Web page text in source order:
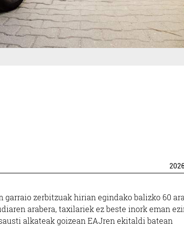
zerbitzuak hirian egindako balizko 60
arabera, taxilariek ez beste inork eman
alkateak goizean EAJren ekitaldi batean